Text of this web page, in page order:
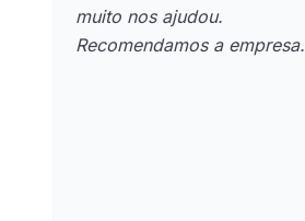
muito nos ajudou.
Recomendamos a empresa.